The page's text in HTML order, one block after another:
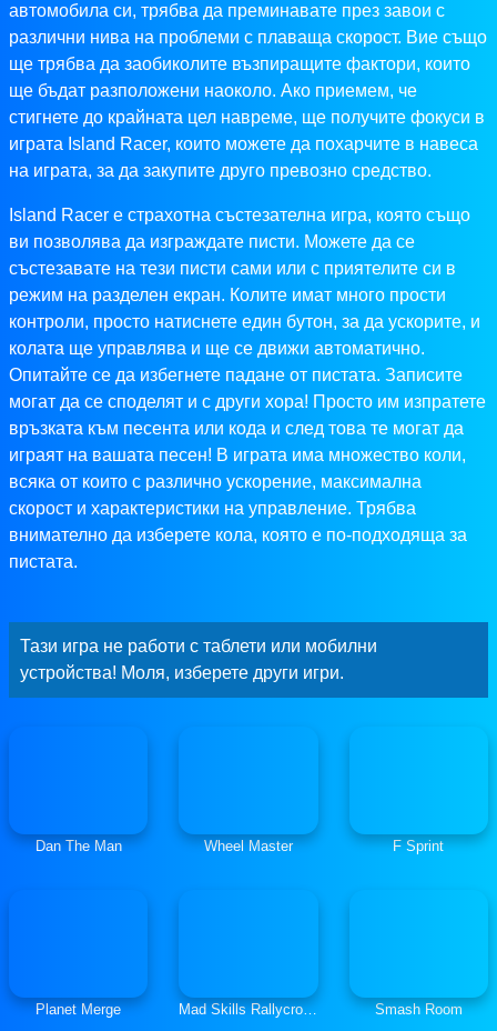
автомобила си, трябва да преминавате през завои с
различни нива на проблеми с плаваща скорост. Вие също
ще трябва да заобиколите възпиращите фактори, които
ще бъдат разположени наоколо. Ако приемем, че
стигнете до крайната цел навреме, ще получите фокуси в
играта Island Racer, които можете да похарчите в навеса
на играта, за да закупите друго превозно средство.
Island Racer е страхотна състезателна игра, която също
ви позволява да изграждате писти. Можете да се
състезавате на тези писти сами или с приятелите си в
режим на разделен екран. Колите имат много прости
контроли, просто натиснете един бутон, за да ускорите, и
колата ще управлява и ще се движи автоматично.
Опитайте се да избегнете падане от пистата. Записите
могат да се споделят и с други хора! Просто им изпратете
връзката към песента или кода и след това те могат да
играят на вашата песен! В играта има множество коли,
всяка от които с различно ускорение, максимална
скорост и характеристики на управление. Трябва
внимателно да изберете кола, която е по-подходяща за
пистата.
Тази игра не работи с таблети или мобилни
устройства! Моля, изберете други игри.
Dan The Man Wheel Master F Sprint
Planet Merge Mad Skills Rallycross Smash Room